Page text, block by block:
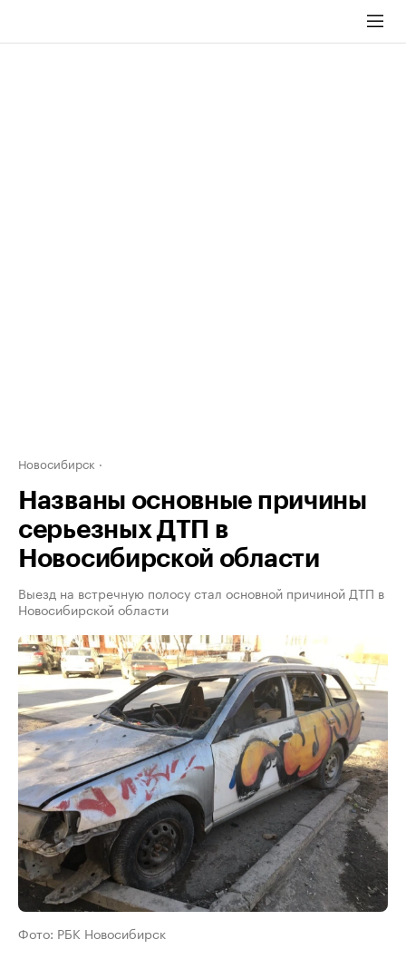
Новосибирск
Названы основные причины
серьезных ДТП в
Новосибирской области
Выезд на встречную полосу стал основной причиной ДТП в
Новосибирской области
Фото: РБК Новосибирск